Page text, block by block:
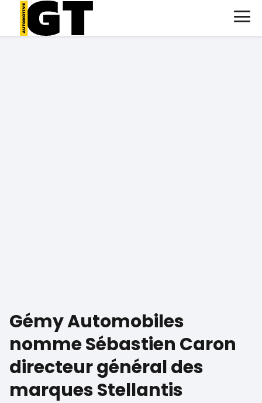
Gémy Automobiles
nomme Sébastien Caron
directeur général des
marques Stellantis